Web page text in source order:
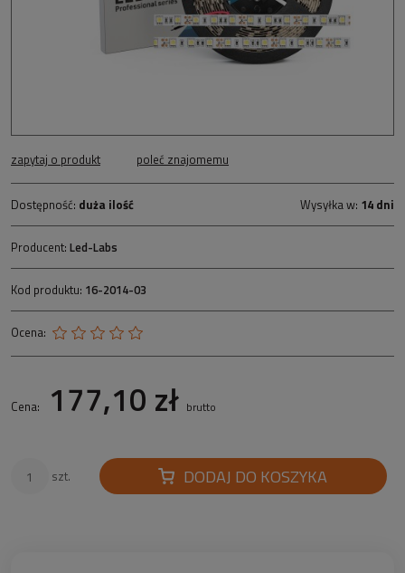
zapytaj o produkt poleć znajomemu
Dostępność: duża ilość Wysyłka w: 14 dni
Producent: Led-Labs
Kod produktu: 16-2014-03
Ocena:
Cena: 177,10 zł brutto
szt. DODAJ DO KOSZYKA